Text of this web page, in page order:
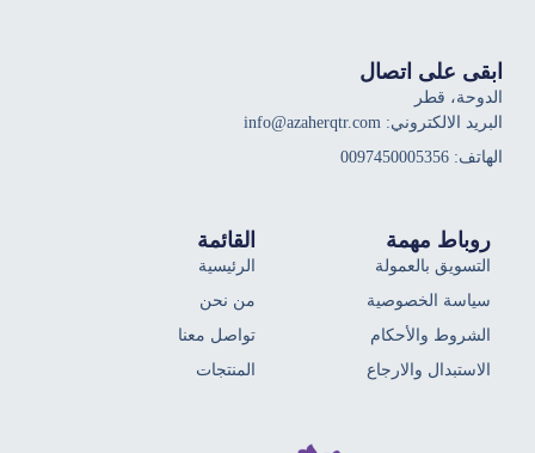
روباط مهمة
التسويق بالعمولة
سياسة الخصوصية
الشروط والأحكام
الاستبدال والارجاع
القائمة
الرئيسية
من نحن
تواصل معنا
المنتجات
ابقى على اتصال
الدوحة، قطر
البريد الالكتروني: info@azaherqtr.com
الهاتف: 0097450005356